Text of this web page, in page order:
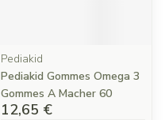
Pediakid
Pediakid Gommes Omega 3
Gommes A Macher 60
12,65 €